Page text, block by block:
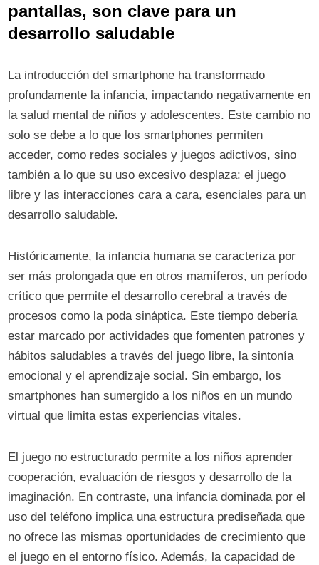
pantallas, son clave para un
desarrollo saludable
La introducción del smartphone ha transformado
profundamente la infancia, impactando negativamente en
la salud mental de niños y adolescentes. Este cambio no
solo se debe a lo que los smartphones permiten
acceder, como redes sociales y juegos adictivos, sino
también a lo que su uso excesivo desplaza: el juego
libre y las interacciones cara a cara, esenciales para un
desarrollo saludable.
Históricamente, la infancia humana se caracteriza por
ser más prolongada que en otros mamíferos, un período
crítico que permite el desarrollo cerebral a través de
procesos como la poda sináptica. Este tiempo debería
estar marcado por actividades que fomenten patrones y
hábitos saludables a través del juego libre, la sintonía
emocional y el aprendizaje social. Sin embargo, los
smartphones han sumergido a los niños en un mundo
virtual que limita estas experiencias vitales.
El juego no estructurado permite a los niños aprender
cooperación, evaluación de riesgos y desarrollo de la
imaginación. En contraste, una infancia dominada por el
uso del teléfono implica una estructura prediseñada que
no ofrece las mismas oportunidades de crecimiento que
el juego en el entorno físico. Además, la capacidad de